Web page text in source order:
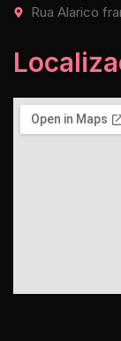
Rua Alarico